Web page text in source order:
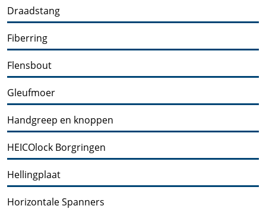
Draadstang
Fiberring
Flensbout
Gleufmoer
Handgreep en knoppen
HEICOlock Borgringen
Hellingplaat
Horizontale Spanners